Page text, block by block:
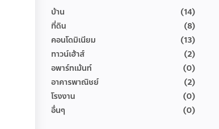
บ้าน
(14)
ที่ดิน
(8)
คอนโดมิเนียม
(13)
ทาวน์เฮ้าส์
(2)
อพาร์ทเม้นท์
(0)
อาคารพาณิชย์
(2)
โรงงาน
(0)
อื่นๆ
(0)